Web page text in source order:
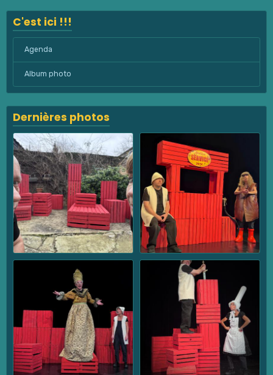
C'est ici !!!
Agenda
Album photo
Dernières photos